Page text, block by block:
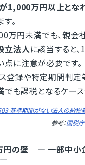
1,000万円以上とな
。
万円未満でも、親会
立法人に該当すると
に注意が必要です。
登録や特定期間判定
も課税となるケース
基準期間がない法人の納税
参考：国税庁
円の壁 ― 一部中小
―